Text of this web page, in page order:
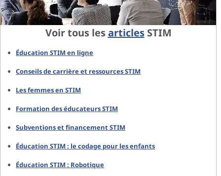
Voir tous lesarticlesSTIM
Éducation STIM en ligne
Conseils de carrière et ressources STIM
Les femmes en STIM
Formation des éducateurs STIM
Subventions et financement STIM
Éducation STIM : le codage pour les enfants
Éducation STIM : Robotique